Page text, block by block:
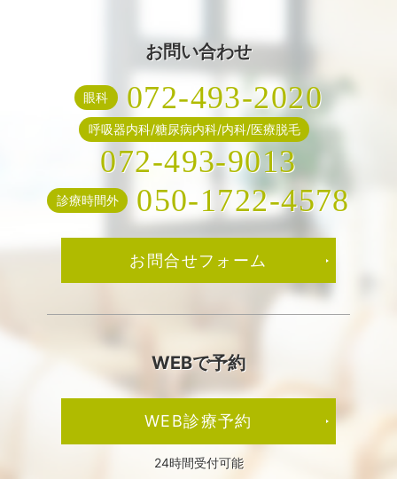
お問い合わせ
眼科 072-493-2020
呼吸器内科/糖尿病内科/内科/医療脱毛
072-493-9013
診療時間外 050-1722-4578
お問合せフォーム
WEBで予約
WEB診療予約
24時間受付可能